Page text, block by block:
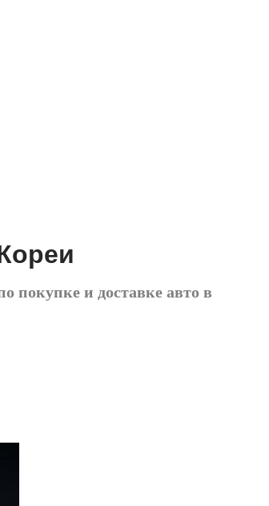
покупке и доставке авто в